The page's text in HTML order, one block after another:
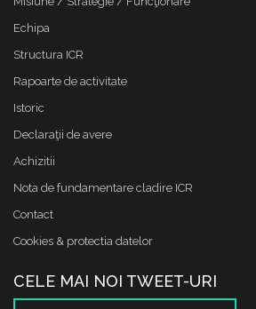
Echipa
Structura ICR
Rapoarte de activitate
Istoric
Declaraţii de avere
Achizitii
Nota de fundamentare cladire ICR
Contact
Cookies & protectia datelor
CELE MAI NOI TWEET-URI